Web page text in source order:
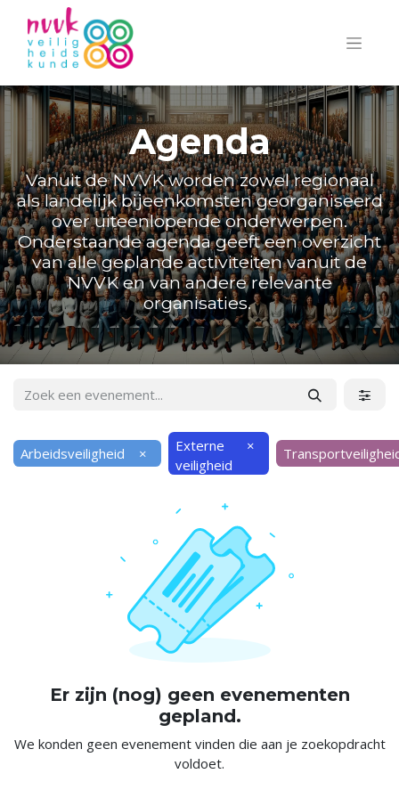
Agenda
Vanuit de NVVK worden zowel regionaal
als landelijk bijeenkomsten georganiseerd
over uiteenlopende onderwerpen.
Onderstaande agenda geeft een overzicht
van alle geplande activiteiten vanuit de
NVVK en van andere relevante
organisaties.
Arbeidsveiligheid ×
Externe
veiligheid
×
Er zijn (nog) geen evenementen
gepland.
We konden geen evenement vinden die aan je zoekopdracht
voldoet.